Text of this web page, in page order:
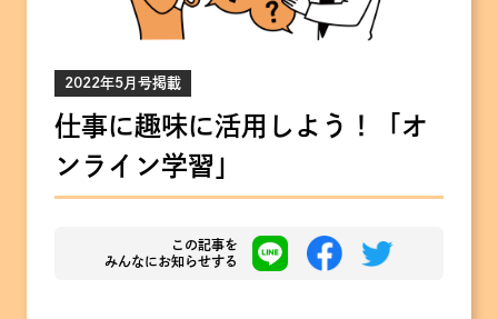
2022年5月号掲載
仕事に趣味に活用しよう！「オ
ンライン学習」
この記事を
みんなにお知らせする